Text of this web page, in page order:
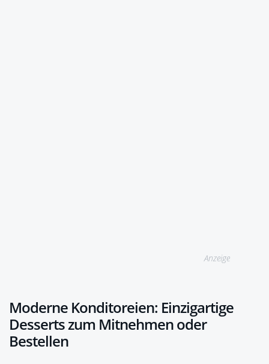
Anzeige
Moderne Konditoreien: Einzigartige
Desserts zum Mitnehmen oder
Bestellen